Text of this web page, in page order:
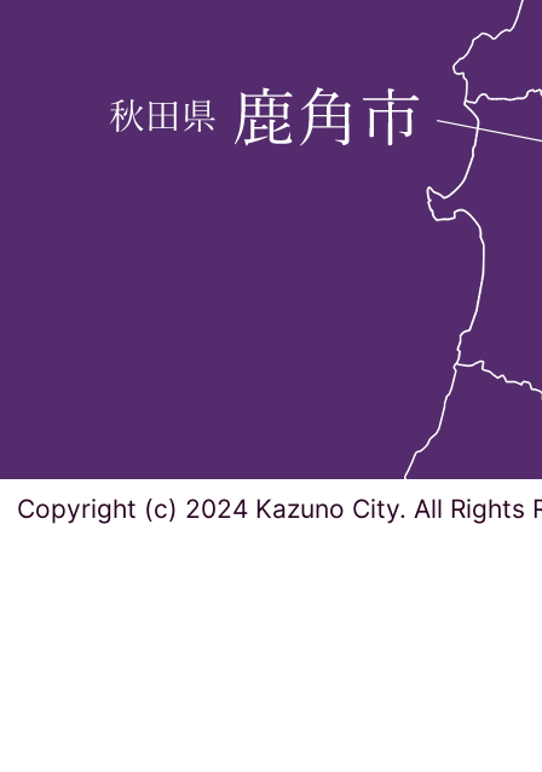
Copyright (c) 2024 Kazuno City. All Rights